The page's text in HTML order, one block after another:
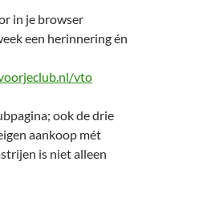
in je browser
een herinnering én
vto
ook de drie
aankoop mét
is niet alleen